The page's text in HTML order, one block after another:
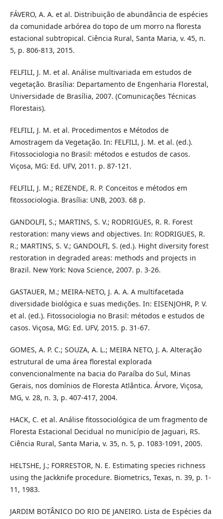
FÁVERO, A. A. et al. Distribuição de abundância de espécies
da comunidade arbórea do topo de um morro na floresta
estacional subtropical. Ciência Rural, Santa Maria, v. 45, n.
5, p. 806-813, 2015.
FELFILI, J. M. et al. Análise multivariada em estudos de
vegetação. Brasília: Departamento de Engenharia Florestal,
Universidade de Brasília, 2007. (Comunicações Técnicas
Florestais).
FELFILI, J. M. et al. Procedimentos e Métodos de
Amostragem da Vegetação. In: FELFILI, J. M. et al. (ed.).
Fitossociologia no Brasil: métodos e estudos de casos.
Viçosa, MG: Ed. UFV, 2011. p. 87-121.
FELFILI, J. M.; REZENDE, R. P. Conceitos e métodos em
fitossociologia. Brasília: UNB, 2003. 68 p.
GANDOLFI, S.; MARTINS, S. V.; RODRIGUES, R. R. Forest
restoration: many views and objectives. In: RODRIGUES, R.
R.; MARTINS, S. V.; GANDOLFI, S. (ed.). Hight diversity forest
restoration in degraded areas: methods and projects in
Brazil. New York: Nova Science, 2007. p. 3-26.
GASTAUER, M.; MEIRA-NETO, J. A. A. A multifacetada
diversidade biológica e suas medições. In: EISENJOHR, P. V.
et al. (ed.). Fitossociologia no Brasil: métodos e estudos de
casos. Viçosa, MG: Ed. UFV, 2015. p. 31-67.
GOMES, A. P. C.; SOUZA, A. L.; MEIRA NETO, J. A. Alteração
estrutural de uma área florestal explorada
convencionalmente na bacia do Paraíba do Sul, Minas
Gerais, nos domínios de Floresta Atlântica. Árvore, Viçosa,
MG, v. 28, n. 3, p. 407-417, 2004.
HACK, C. et al. Análise fitossociológica de um fragmento de
Floresta Estacional Decidual no município de Jaguari, RS.
Ciência Rural, Santa Maria, v. 35, n. 5, p. 1083-1091, 2005.
HELTSHE, J.; FORRESTOR, N. E. Estimating species richness
using the Jackknife procedure. Biometrics, Texas, n. 39, p. 1-
11, 1983.
JARDIM BOTÂNICO DO RIO DE JANEIRO. Lista de Espécies da